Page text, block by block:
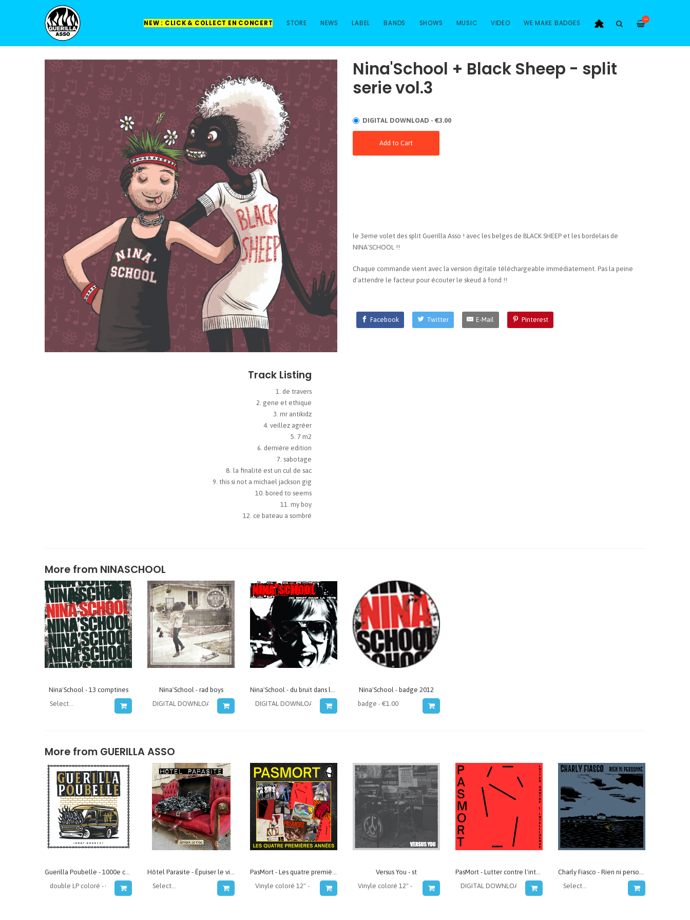
—
NEW : CLICK & COLLECT EN CONCERT STORE NEWS LABEL BANDS SHOWS MUSIC VIDEO WE MAKE BADGES
Track Listing
de travers
gene et ethique
mr antikidz
veillez agréer
7 m2
dernière edition
sabotage
la finalité est un cul de sac
this si not a michael jackson gig
bored to seems
my boy
ce bateau a sombré
Nina'School + Black Sheep - split
serie vol.3
DIGITAL DOWNLOAD - €3.00
Add to Cart
le 3eme volet des split Guerilla Asso ! avec les belges de BLACK SHEEP et les bordelais de
NINA'SCHOOL !!
Chaque commande vient avec la version digitale téléchargeable immédiatement. Pas la peine
d'attendre le facteur pour écouter le skeud à fond !!
Facebook Twitter E-Mail Pinterest
More from NINASCHOOL
Nina'School - 13 comptines Nina'School - rad boys Nina'School - du bruit dans la tete Nina'School - badge 2012
More from GUERILLA ASSO
Guerilla Poubelle - 1000e concert (live) Hôtel Parasite - Épuiser le vide PasMort - Les quatre premières années Versus You - st PasMort - Lutter contre l'intelligence Charly Fiasco - Rien ni personne